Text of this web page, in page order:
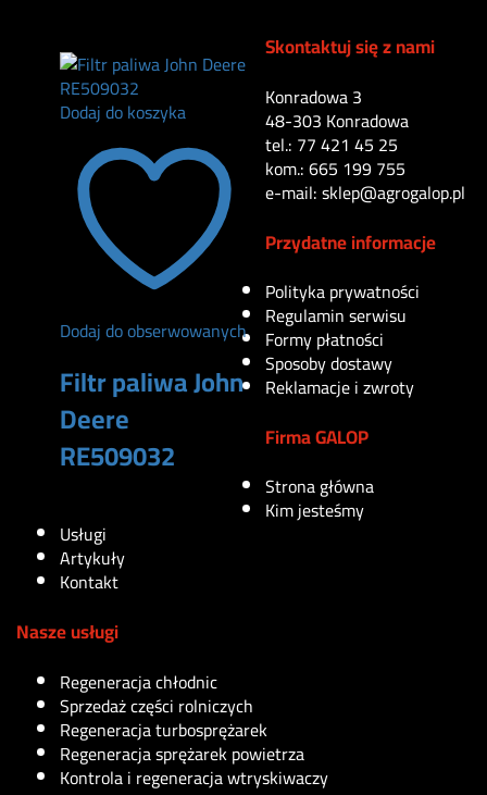
Dodaj do koszyka
Dodaj do obserwowanych
Filtr paliwa John
Deere
RE509032
Skontaktuj się z nami
Konradowa 3
48-303 Konradowa
tel.: 77 421 45 25
kom.: 665 199 755
e-mail: sklep@agrogalop.pl
Przydatne informacje
Polityka prywatności
Regulamin serwisu
Formy płatności
Sposoby dostawy
Reklamacje i zwroty
Firma GALOP
Strona główna
Kim jesteśmy
Usługi
Artykuły
Kontakt
Nasze usługi
Regeneracja chłodnic
Sprzedaż części rolniczych
Regeneracja turbosprężarek
Regeneracja sprężarek powietrza
Kontrola i regeneracja wtryskiwaczy